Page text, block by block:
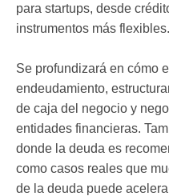
para startups, desde
instrumentos más flexibles.
Se profundizará en cómo
endeudamiento,
de caja del negocio y
entidades financieras.
donde la deuda es
como casos reales que
de la deuda puede